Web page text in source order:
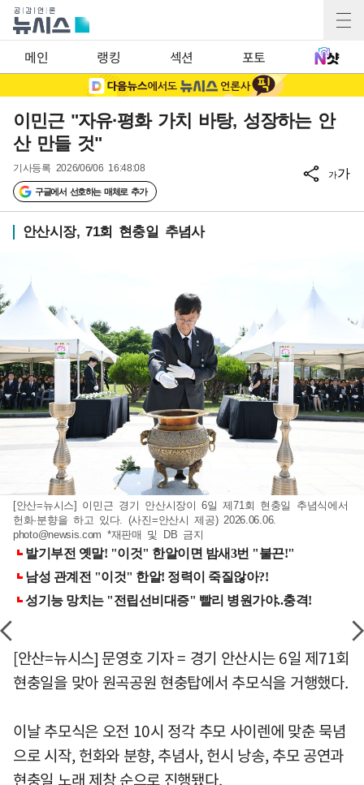
메인 랭킹 섹션 포토
이민근 "자유·평화 가치 바탕, 성장하는 안
산 만들 것"
기사등록 2026/06/06 16:48:08
구글에서 선호하는 매체로 추가
가가
안산시장, 71회 현충일 추념사
[안산=뉴시스] 이민근 경기 안산시장이 6일 제71회 현충일 추념식에서
헌화·분향을 하고 있다. (사진=안산시 제공) 2026.06.06.
photo@newsis.com *재판매 및 DB 금지
[안산=뉴시스] 문영호 기자 = 경기 안산시는 6일 제71회
현충일을 맞아 원곡공원 현충탑에서 추모식을 거행했다.
이날 추모식은 오전 10시 정각 추모 사이렌에 맞춘 묵념
으로 시작, 헌화와 분향, 추념사, 헌시 낭송, 추모 공연과
현충일 노래 제창 순으로 진행됐다.